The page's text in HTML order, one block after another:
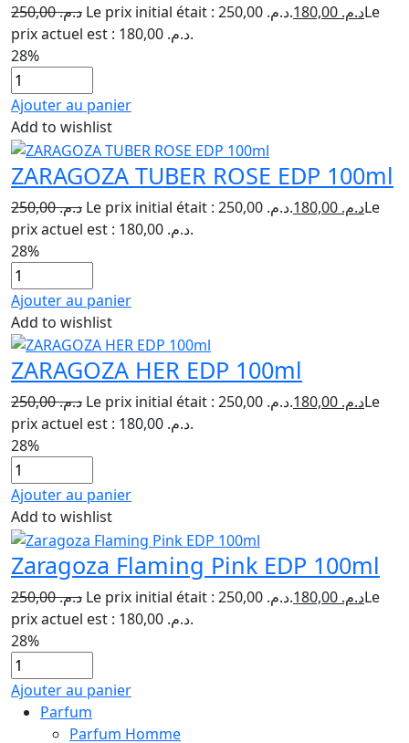
د.م.250,00 Le prix initial était : د.م. 250,00. د.م.Le
prix actuel est : د.م. 180,00.
28%
Ajouter au panier
Add to wishlist
ZARAGOZA TUBER ROSE EDP 100ml
د.م.250,00 Le prix initial était : د.م. 250,00. د.م.Le
prix actuel est : د.م. 180,00.
28%
Ajouter au panier
Add to wishlist
ZARAGOZA HER EDP 100ml
د.م.250,00 Le prix initial était : د.م. 250,00. د.م.Le
prix actuel est : د.م. 180,00.
28%
Ajouter au panier
Add to wishlist
Zaragoza Flaming Pink EDP 100ml
د.م.250,00 Le prix initial était : د.م. 250,00. د.م.Le
prix actuel est : د.م. 180,00.
28%
Ajouter au panier
Parfum
Parfum Homme